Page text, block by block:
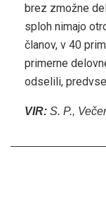
brez zmožne
sploh nimajo
članov, v 40
primerne
odselili,
VIR: S. P., Večer